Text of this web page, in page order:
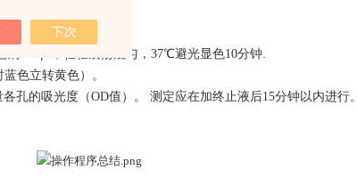
剂B50μl，轻轻震荡混匀，37℃避光显色10分钟.
色立转黄色）。
孔的吸光度（OD值）。 测定应在加终止液后15分钟以内进行。